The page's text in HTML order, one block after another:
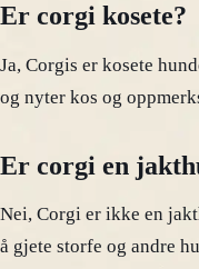
Er corgi kosete?
Ja, Corgis er kosete
og nyter kos og
Er corgi en
Nei, Corgi er ikke en
å gjete storfe og andre